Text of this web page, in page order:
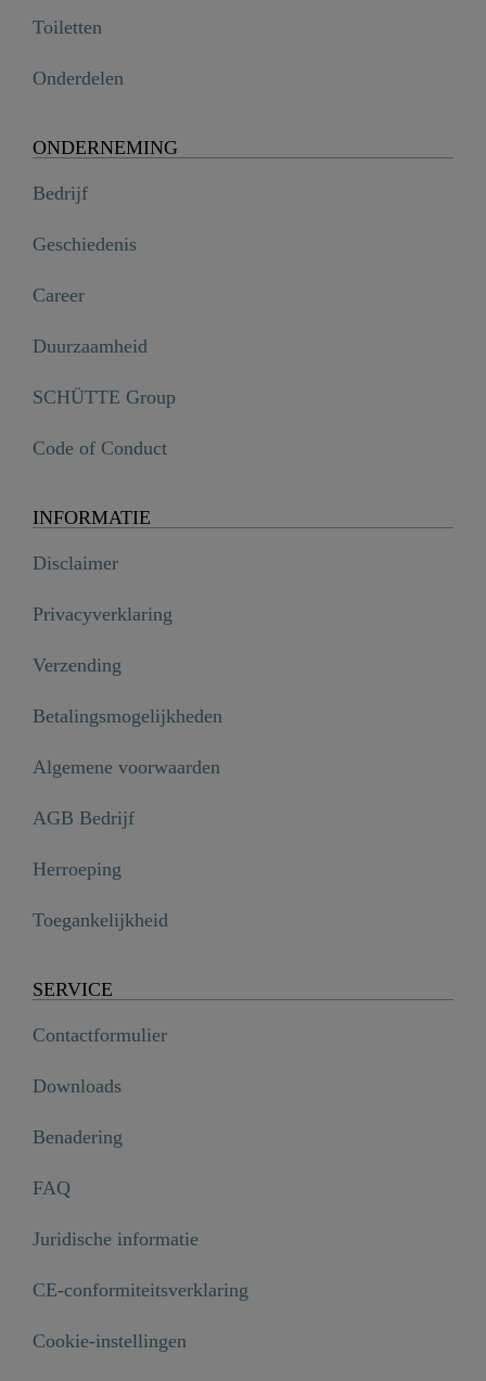
Toiletten
Onderdelen
ONDERNEMING
Bedrijf
Geschiedenis
Career
Duurzaamheid
SCHÜTTE Group
Code of Conduct
INFORMATIE
Disclaimer
Privacyverklaring
Verzending
Betalingsmogelijkheden
Algemene voorwaarden
AGB Bedrijf
Herroeping
Toegankelijkheid
SERVICE
Contactformulier
Downloads
Benadering
FAQ
Juridische informatie
CE-conformiteitsverklaring
Cookie-instellingen